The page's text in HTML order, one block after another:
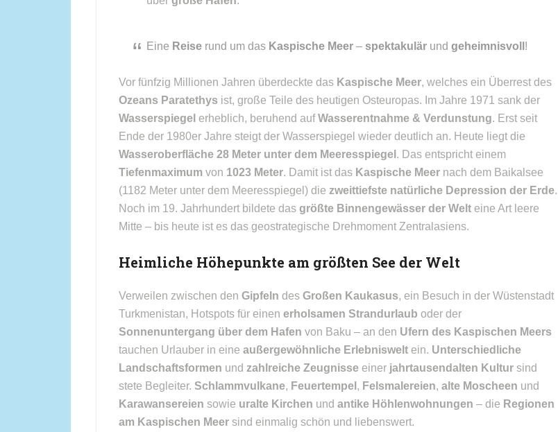
Eine Reise rund um das Kaspische Meer – spektakulär und geheimnisvoll !
Vor fünfzig Millionen Jahren überdeckte das Kaspische Meer, welches ein Überrest des
Ozeans Paratethys ist, große Teile des heutigen Osteuropas. Im Jahre 1971 sank der
Wasserspiegel erheblich, beruhend aufWasserentnahme & Verdunstung. Erst seit
Ende der 1980er Jahre steigt der Wasserspiegel wieder deutlich an. Heute liegt die
Wasseroberfläche 28 Meter unter dem Meeresspiegel . Das entspricht einem
Tiefenmaximum von 1023 Meter. Damit ist das Kaspische Meer nach dem Baikalsee
(1182 Meter unter dem Meeresspiegel) die zweittiefste natürliche Depression der Erde.
Noch im 19. Jahrhundert bildete das größte Binnengewässer der Welt eine Art leere
Mitte – bis heute ist es das geostrategische Drehmoment Zentralasiens.
Heimliche Höhepunkte am größten See der Welt
Verweilen zwischen den Gipfeln des Großen Kaukasus, ein Besuch in der Wüstenstadt
Turkmenistan, Hotspots für einen erholsamen Strandurlaub oder der
Sonnenuntergang über dem Hafen von Baku – an den Ufern des Kaspischen Meers
tauchen Urlauber in eine außergewöhnliche Erlebniswelt ein. Unterschiedliche
Landschaftsformen und zahlreiche Zeugnisse einer jahrtausendalten Kultur sind
stete Begleiter. Schlammvulkane, Feuertempel , Felsmalereien, alte Moscheen und
Karawansereien sowie uralte Kirchen und antike Höhlenwohnungen – die Regionen
am Kaspischen Meer sind einmalig schön und liebenswert.